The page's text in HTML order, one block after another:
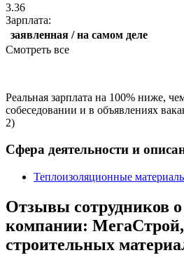
3.36
Зарплата:
заявленная / на самом деле
Смотреть все
Реальная зарплата на 100% ниже,
собеседовании и в объявлениях
2)
Сфера деятельности и
Теплоизоляционные
Отзывы сотрудников о
компании:
строительных